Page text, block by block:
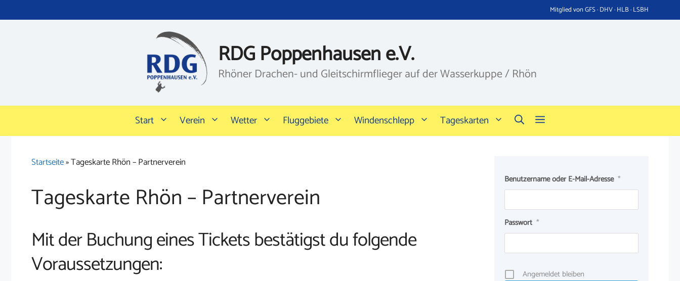
Inhalt
Mitglied von GFS · DHV · HLB · LSBH
RDG Poppenhausen e.V.
Rhöner Drachen- und Gleitschirmflieger auf der Wasserkuppe / Rhön
Start Verein Wetter Fluggebiete Windenschlepp Tageskarten
Startseite»Tageskarte Rhön – Partnerverein
Tageskarte Rhön – Partnerverein
Mit der Buchung eines Tickets bestätigst du folgende
Voraussetzungen:
Benutzername oder E-Mail-Adresse *
Passwort *
Angemeldet bleiben